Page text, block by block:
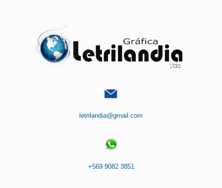
letrilandia@gmail.com
+569 9082 3851